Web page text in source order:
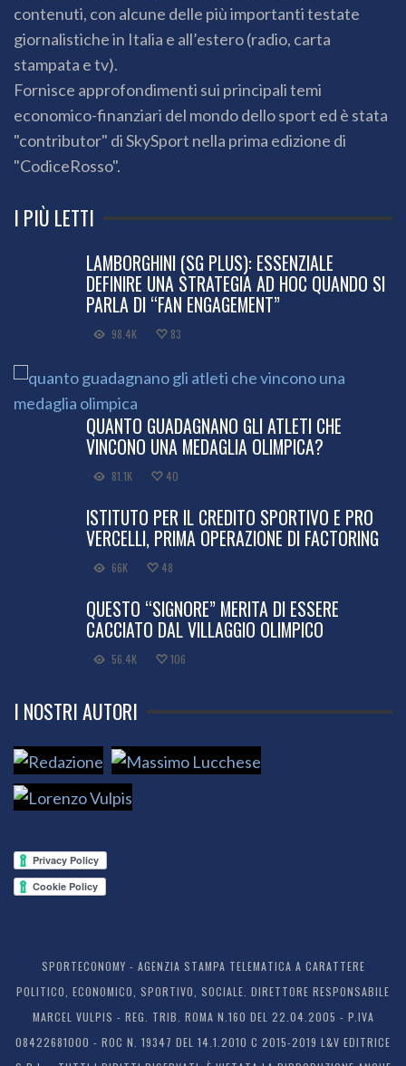
contenuti, con alcune delle più importanti testate
giornalistiche in Italia e all’estero (radio, carta
stampata e tv).
Fornisce approfondimenti sui principali temi
economico-finanziari del mondo dello sport ed è stata
"contributor" di SkySport nella prima edizione di
"CodiceRosso".
I PIÙ LETTI
LAMBORGHINI (SG PLUS): ESSENZIALE
DEFINIRE UNA STRATEGIA AD HOC QUANDO SI
PARLA DI “FAN ENGAGEMENT”
98.4K 83
QUANTO GUADAGNANO GLI ATLETI CHE
VINCONO UNA MEDAGLIA OLIMPICA?
81.1K 40
ISTITUTO PER IL CREDITO SPORTIVO E PRO
VERCELLI, PRIMA OPERAZIONE DI FACTORING
66K 48
QUESTO “SIGNORE” MERITA DI ESSERE
CACCIATO DAL VILLAGGIO OLIMPICO
56.4K 106
I NOSTRI AUTORI
SPORTECONOMY - AGENZIA STAMPA TELEMATICA A CARATTERE
POLITICO, ECONOMICO, SPORTIVO, SOCIALE. DIRETTORE RESPONSABILE
MARCEL VULPIS - REG. TRIB. ROMA N.160 DEL 22.04.2005 - P.IVA
08422681000 - ROC N. 19347 DEL 14.1.2010 C 2015-2019 L&V EDITRICE